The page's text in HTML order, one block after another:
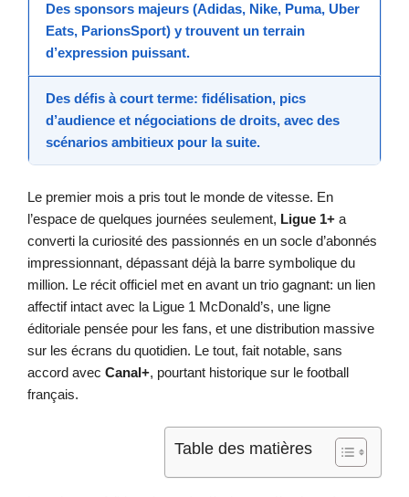
Des sponsors majeurs (Adidas, Nike, Puma, Uber
Eats, ParionsSport) y trouvent un terrain
d’expression puissant.
Des défis à court terme: fidélisation, pics
d’audience et négociations de droits, avec des
scénarios ambitieux pour la suite.
Le premier mois a pris tout le monde de vitesse. En
l’espace de quelques journées seulement, Ligue 1+ a
converti la curiosité des passionnés en un socle d’abonnés
impressionnant, dépassant déjà la barre symbolique du
million. Le récit officiel met en avant un trio gagnant: un lien
affectif intact avec la Ligue 1 McDonald’s, une ligne
éditoriale pensée pour les fans, et une distribution massive
sur les écrans du quotidien. Le tout, fait notable, sans
accord avec Canal+, pourtant historique sur le football
français.
Table des matières